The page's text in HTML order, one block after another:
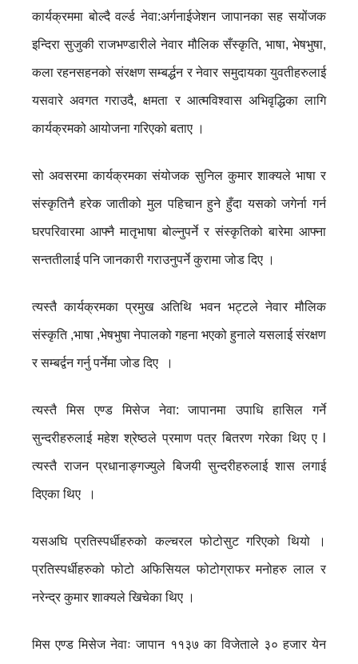
कार्यक्रममा बोल्दै वर्ल्ड नेवा:अर्गनाईजेशन जापानका सह सयोंजक
इन्दिरा सुजुकी राजभण्डारीले नेवार मौलिक सँस्कृति, भाषा, भेषभुषा,
कला रहनसहनको संरक्षण सम्बर्द्धन र नेवार समुदायका युवतीहरुलाई
यसवारे अवगत गराउदै, क्षमता र आत्मविश्वास अभिवृद्धिका लागि
कार्यक्रमको आयोजना गरिएको बताए ।
सो अवसरमा कार्यक्रमका संयोजक सुनिल कुमार शाक्यले भाषा र
संस्कृतिनै हरेक जातीको मुल पहिचान हुने हुँदा यसको जगेर्ना गर्न
घरपरिवारमा आफ्नै मातृभाषा बोल्नुपर्ने र संस्कृतिको बारेमा आफ्ना
सन्ततीलाई पनि जानकारी गराउनुपर्ने कुरामा जोड दिए ।
त्यस्तै कार्यक्रमका प्रमुख अतिथि भवन भट्टले नेवार मौलिक
संस्कृति ,भाषा ,भेषभुषा नेपालको गहना भएको हुनाले यसलाई संरक्षण
र सम्बर्द्वन गर्नु पर्नेमा जोड दिए ।
त्यस्तै मिस एण्ड मिसेज नेवा: जापानमा उपाधि हासिल गर्ने
सुन्दरीहरुलाई महेश श्रेष्ठले प्रमाण पत्र बितरण गरेका थिए ए l
त्यस्तै राजन प्रधानाङ्गज्युले बिजयी सुन्दरीहरुलाई शास लगाई
दिएका थिए ।
यसअघि प्रतिस्पर्धीहरुको कल्चरल फोटोसुट गरिएको थियो ।
प्रतिस्पर्धीहरुको फोटो अफिसियल फोटोग्राफर मनोहरु लाल र
नरेन्द्र कुमार शाक्यले खिचेका थिए ।
मिस एण्ड मिसेज नेवाः जापान ११३७ का विजेताले ३० हजार येन